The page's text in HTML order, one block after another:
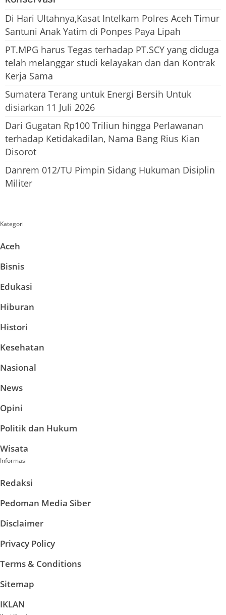
Di Hari Ultahnya,Kasat Intelkam Polres Aceh Timur
Santuni Anak Yatim di Ponpes Paya Lipah
PT.MPG harus Tegas terhadap PT.SCY yang diduga
telah melanggar studi kelayakan dan dan Kontrak
Kerja Sama
Sumatera Terang untuk Energi Bersih Untuk
disiarkan 11 Juli 2026
Dari Gugatan Rp100 Triliun hingga Perlawanan
terhadap Ketidakadilan, Nama Bang Rius Kian
Disorot
Danrem 012/TU Pimpin Sidang Hukuman Disiplin
Militer
Kategori
Aceh
Bisnis
Edukasi
Hiburan
Histori
Kesehatan
Nasional
News
Opini
Politik dan Hukum
Wisata
Informasi
Redaksi
Pedoman Media Siber
Disclaimer
Privacy Policy
Terms & Conditions
Sitemap
IKLAN